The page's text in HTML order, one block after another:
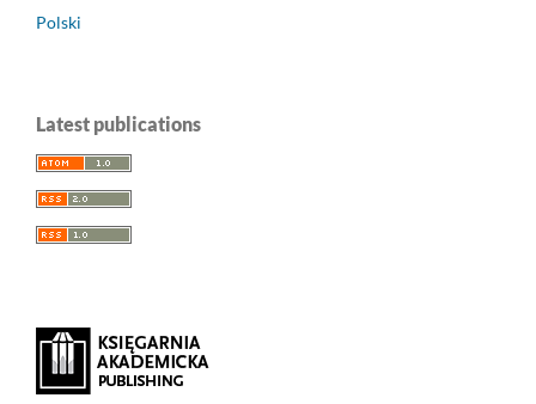
Polski
Latest publications